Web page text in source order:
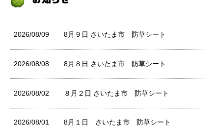
2026/08/09 8月９日 さいたま市 防草シート
2026/08/08 8月８日 さいたま市 防草シート
2026/08/02 ８月２日 さいたま市 防草シート
2026/08/01 8月１日 さいたま市 防草シート